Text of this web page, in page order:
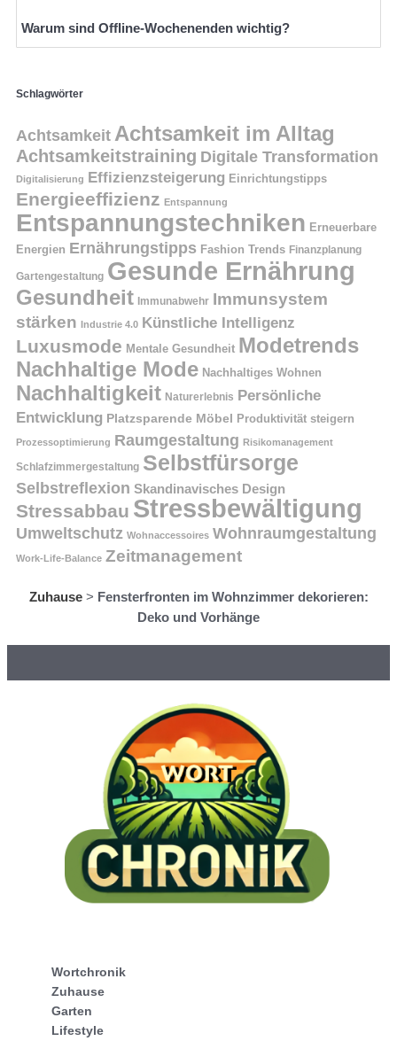
Warum sind Offline-Wochenenden wichtig?
Schlagwörter
Achtsamkeit Achtsamkeit im Alltag
Achtsamkeitstraining Digitale Transformation
Digitalisierung Effizienzsteigerung Einrichtungstipps
Energieeffizienz Entspannung
Entspannungstechniken Erneuerbare
Energien Ernährungstipps Fashion Trends Finanzplanung
Gartengestaltung Gesunde Ernährung
Gesundheit Immunabwehr Immunsystem
stärken Industrie 4.0 Künstliche Intelligenz
Luxusmode Mentale Gesundheit Modetrends
Nachhaltige Mode Nachhaltiges Wohnen
Nachhaltigkeit Naturerlebnis Persönliche
Entwicklung Platzsparende Möbel Produktivität steigern
Prozessoptimierung Raumgestaltung Risikomanagement
Schlafzimmergestaltung Selbstfürsorge
Selbstreflexion Skandinavisches Design
Stressabbau Stressbewältigung
Umweltschutz Wohnaccessoires Wohnraumgestaltung
Work-Life-Balance Zeitmanagement
Zuhause> Fensterfronten im Wohnzimmer dekorieren:
Deko und Vorhänge
Wortchronik
Zuhause
Garten
Lifestyle